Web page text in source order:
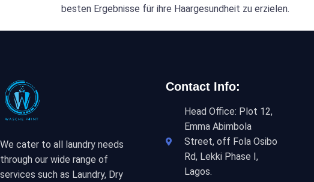
besten Ergebnisse für ihre Haargesundheit zu erzielen.
We cater to all laundry needs
through our wide range of
services such as Laundry, Dry
Contact Info:
Head Office: Plot 12,
Emma Abimbola
Street, off Fola Osibo
Rd, Lekki Phase I,
Lagos.